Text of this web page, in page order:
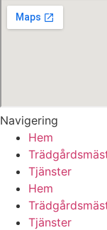
Navigering
Hem
Tjänster
Hem
Tjänster